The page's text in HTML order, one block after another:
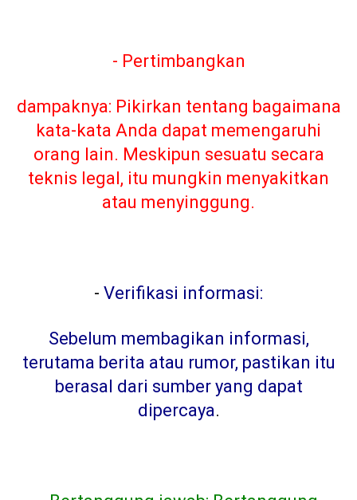
- Pertimbangkan
dampaknya: Pikirkan tentang bagaimana
kata-kata Anda dapat memengaruhi
orang lain. Meskipun sesuatu secara
teknis legal, itu mungkin menyakitkan
atau menyinggung.
- Verifikasi informasi:
Sebelum membagikan informasi,
terutama berita atau rumor, pastikan itu
berasal dari sumber yang dapat
dipercaya.